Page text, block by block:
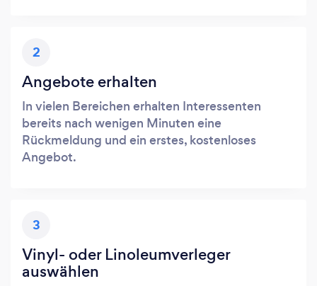
2
Angebote erhalten
In vielen Bereichen erhalten Interessenten
bereits nach wenigen Minuten eine
Rückmeldung und ein erstes, kostenloses
Angebot.
3
Vinyl- oder Linoleumverleger
auswählen